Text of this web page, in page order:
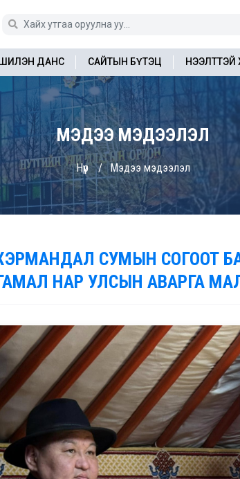
ШИЛЭН ДАНС САЙТЫН БҮТЭЦ НЭЭЛТТЭЙ
МЭДЭЭ МЭДЭЭЛЭЛ
Нүүр Мэдээ мэдээлэл
СУМЫН СОГООТ
НАР УЛСЫН АВАРГА